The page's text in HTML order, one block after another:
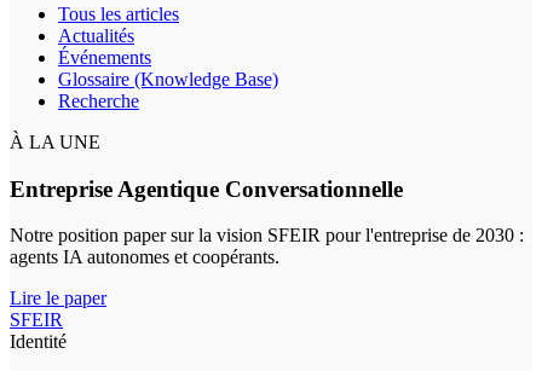
Tous les articles
Actualités
Événements
Glossaire (Knowledge Base)
Recherche
À LA UNE
Entreprise Agentique Conversationnelle
Notre position paper sur la vision SFEIR pour l'entreprise de 2030 :
agents IA autonomes et coopérants.
Lire le paper
SFEIR
Identité